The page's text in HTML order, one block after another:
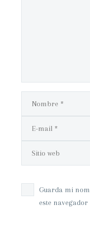
Guarda mi
este